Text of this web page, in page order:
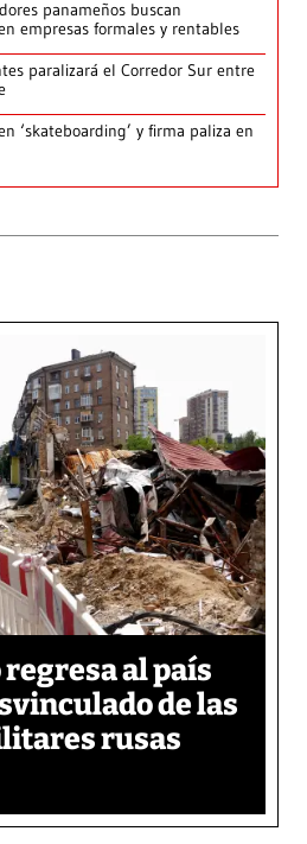
panameños buscan
empresas formales y rentables
paralizará el Corredor Sur entre
‘skateboarding’ y firma paliza en
al país
de las
rusas